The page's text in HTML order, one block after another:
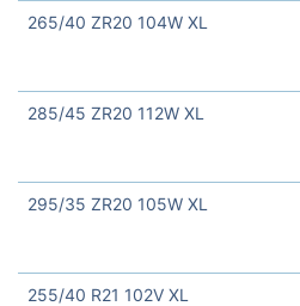
265/40 ZR20 104W XL
285/45 ZR20 112W XL
295/35 ZR20 105W XL
255/40 R21 102V XL